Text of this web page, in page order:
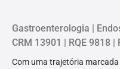
Gastroenterologia |
CRM 13901 | RQE 9818 |
Com uma trajetória